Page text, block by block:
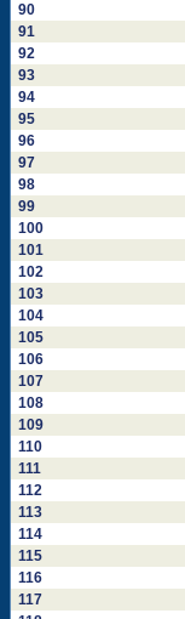
90
91
92
93
94
95
96
97
98
99
100
101
102
103
104
105
106
107
108
109
110
111
112
113
114
115
116
117